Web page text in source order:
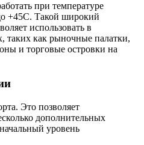
при температуре
+45С. Такой широкий
использовать в
таких как рыночные палатки,
и торговые островки на
Это позволяет
дополнительных
уровень